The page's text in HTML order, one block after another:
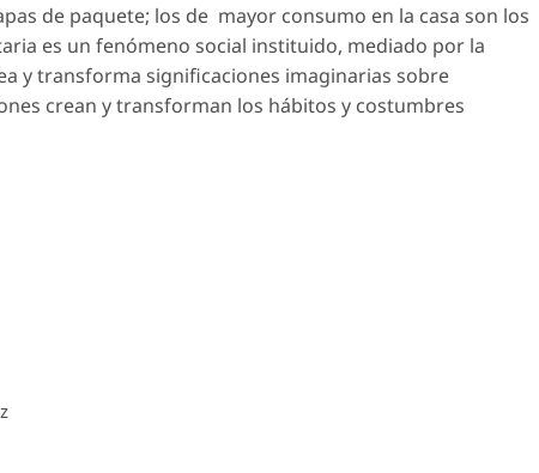
de paquete; los de mayor consumo en la casa son los
es un fenómeno social instituido, mediado por la
y transforma significaciones imaginarias sobre
crean y transforman los hábitos y costumbres